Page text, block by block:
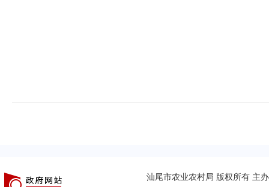
汕尾市农业农村局 版权所有 主